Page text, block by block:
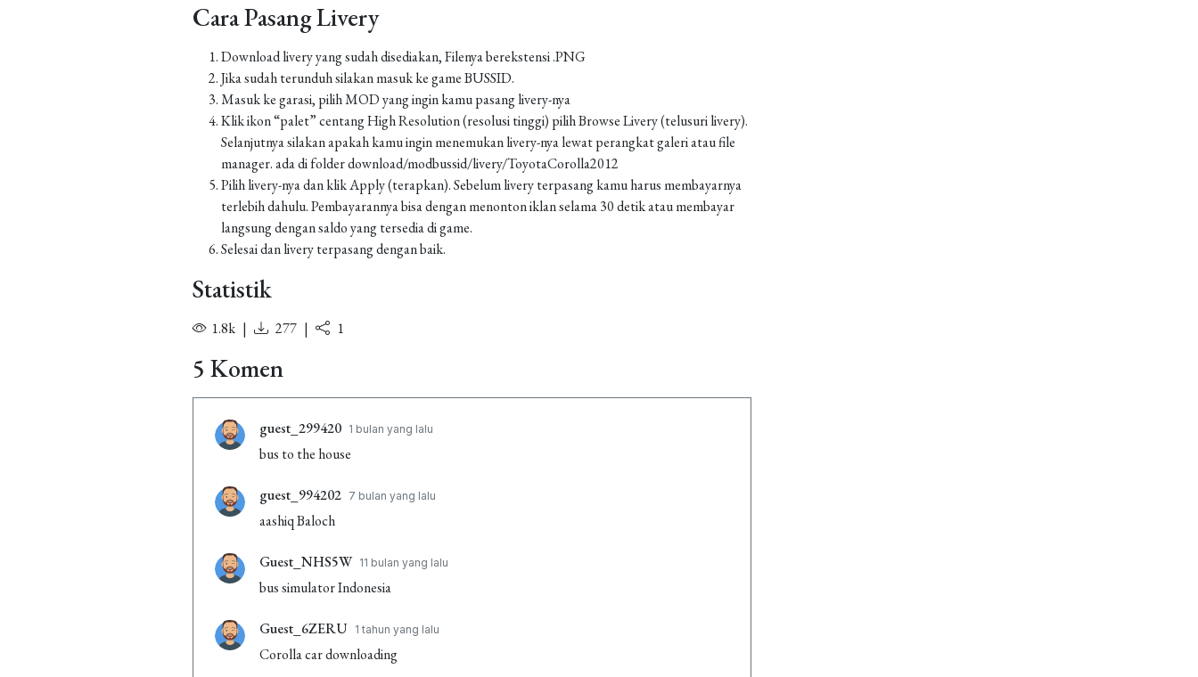
Cara Pasang Livery
Download livery yang sudah disediakan, Filenya berekstensi .PNG
Jika sudah terunduh silakan masuk ke game BUSSID.
Masuk ke garasi, pilih MOD yang ingin kamu pasang livery-nya
Klik ikon “palet” centang High Resolution (resolusi tinggi) pilih Browse Livery (telusuri livery).
Selanjutnya silakan apakah kamu ingin menemukan livery-nya lewat perangkat galeri atau file
manager. ada di folder download/modbussid/livery/ToyotaCorolla2012
Pilih livery-nya dan klik Apply (terapkan). Sebelum livery terpasang kamu harus membayarnya
terlebih dahulu. Pembayarannya bisa dengan menonton iklan selama 30 detik atau membayar
langsung dengan saldo yang tersedia di game.
Selesai dan livery terpasang dengan baik.
Statistik
1.8k | 277 | 1
5 Komen
guest_299420 1 bulan yang lalu
bus to the house
guest_994202 7 bulan yang lalu
aashiq Baloch
Guest_NHS5W 11 bulan yang lalu
bus simulator Indonesia
Guest_6ZERU 1 tahun yang lalu
Corolla car downloading